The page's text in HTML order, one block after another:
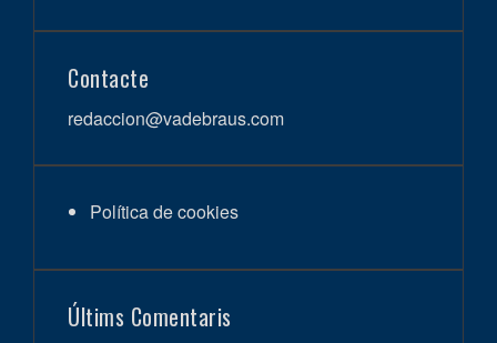
Contacte
redaccion@vadebraus.com
Política de cookies
Últims Comentaris